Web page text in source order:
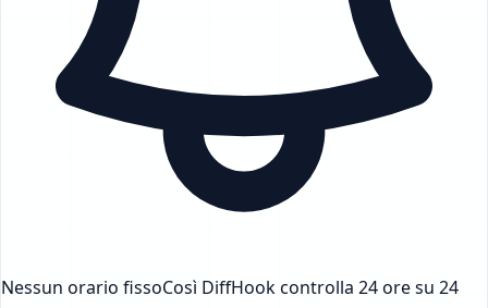
Nessun orario fissoCosì DiffHook controlla 24 ore su 24